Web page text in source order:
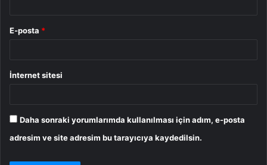
E-posta *
İnternet sitesi
Daha sonraki yorumlarımda kullanılması için adım, e-posta
adresim ve site adresim bu tarayıcıya kaydedilsin.